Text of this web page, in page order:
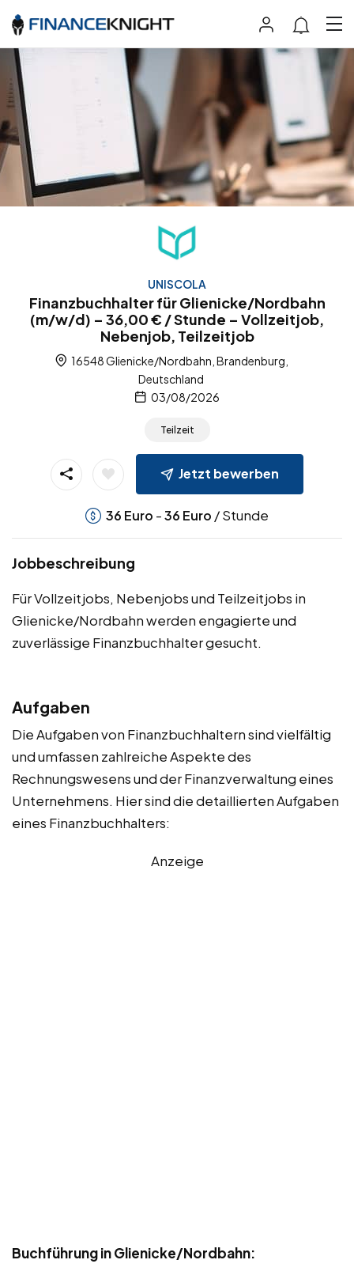
UNISCOLA
Finanzbuchhalter für Glienicke/Nordbahn
(m/w/d) – 36,00 € / Stunde – Vollzeitjob,
Nebenjob, Teilzeitjob
16548 Glienicke/Nordbahn, Brandenburg,
Deutschland
03/08/2026
Teilzeit
Jetzt bewerben
36 Euro -36 Euro / Stunde
Jobbeschreibung
Für Vollzeitjobs, Nebenjobs und Teilzeitjobs in
Glienicke/Nordbahn werden engagierte und
zuverlässige Finanzbuchhalter gesucht.
Aufgaben
Die Aufgaben von Finanzbuchhaltern sind vielfältig
und umfassen zahlreiche Aspekte des
Rechnungswesens und der Finanzverwaltung eines
Unternehmens. Hier sind die detaillierten Aufgaben
eines Finanzbuchhalters:
Anzeige
Buchführung in Glienicke/Nordbahn: